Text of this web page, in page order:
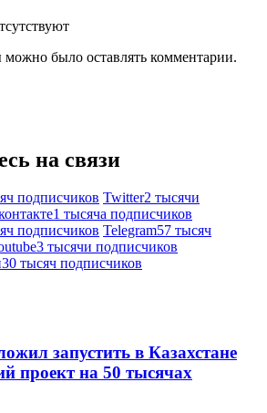
можно было оставлять комментарии.
на связи
подписчиков Twitter2 тысячи
1 тысяча подписчиков
подписчиков Telegram57 тысяч
3 тысячи подписчиков
30 тысяч подписчиков
запустить в Казахстане
проект на 50 тысячах